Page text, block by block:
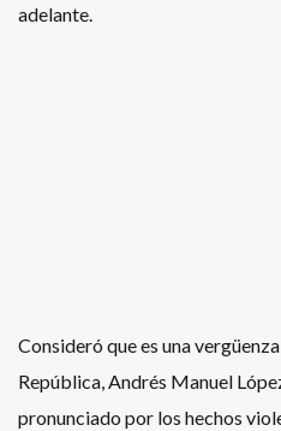
adelante.
Consideró que es una
República, Andrés Manuel
pronunciado por los hechos